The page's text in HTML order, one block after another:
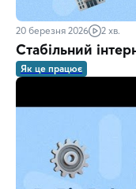
20 березня 2026 2 хв.
Стабільний
Як це працює